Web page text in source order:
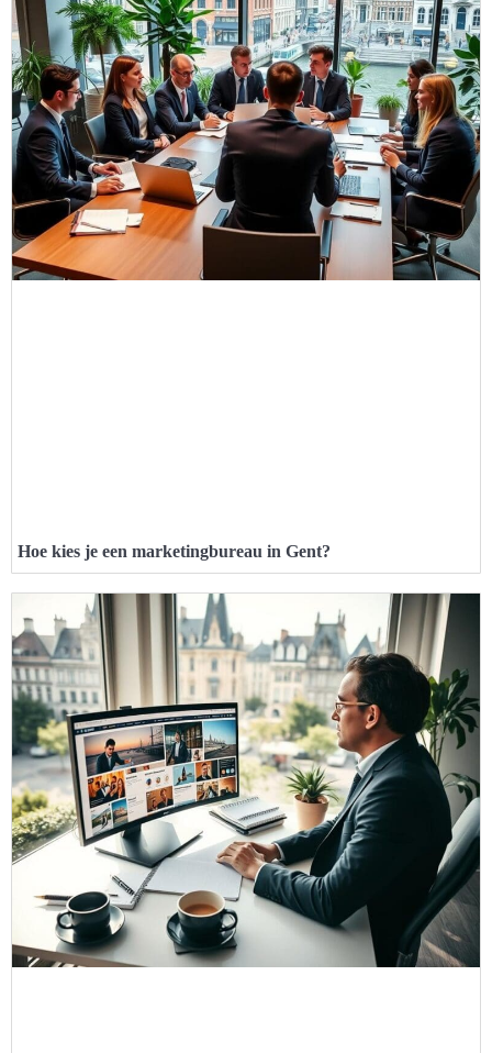
Hoe kies je een marketingbureau in Gent?